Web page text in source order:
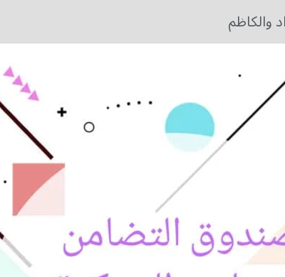
والكاظم